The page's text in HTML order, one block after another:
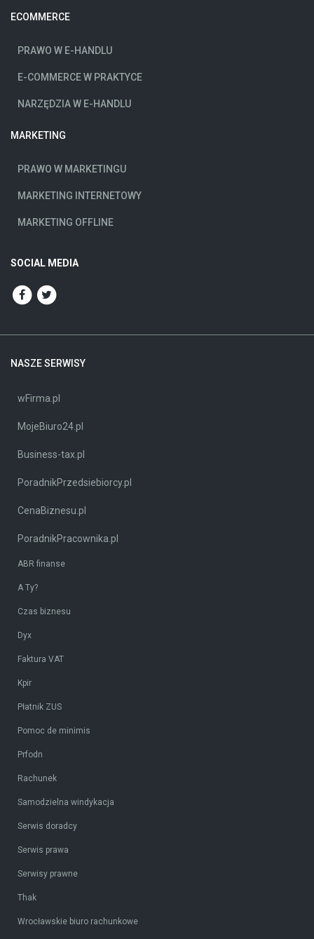
ECOMMERCE
PRAWO W E-HANDLU
E-COMMERCE W PRAKTYCE
NARZĘDZIA W E-HANDLU
MARKETING
PRAWO W MARKETINGU
MARKETING INTERNETOWY
MARKETING OFFLINE
SOCIAL MEDIA
NASZE SERWISY
wFirma.pl
MojeBiuro24.pl
Business-tax.pl
PoradnikPrzedsiebiorcy.pl
CenaBiznesu.pl
PoradnikPracownika.pl
ABR finanse
A Ty?
Czas biznesu
Dyx
Faktura VAT
Kpir
Płatnik ZUS
Pomoc de minimis
Prfodn
Rachunek
Samodzielna windykacja
Serwis doradcy
Serwis prawa
Serwisy prawne
Thak
Wrocławskie biuro rachunkowe